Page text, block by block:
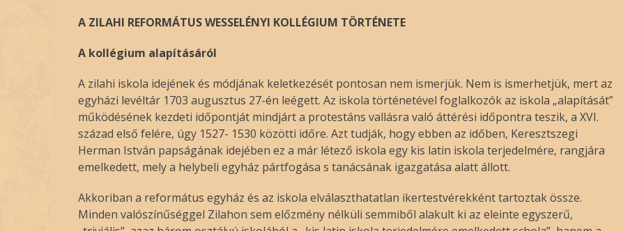
A ZILAHI REFORMÁTUS WESSELÉNYI KOLLÉGIUM TÖRTÉNETE
A kollégium alapításáról
A zilahi iskola idejének és módjának keletkezését pontosan nem ismerjük. Nem is ismerhetjük, mert az
egyházi levéltár 1703 augusztus 27-én leégett. Az iskola történetével foglalkozók az iskola „alapítását”
működésének kezdeti időpontját mindjárt a protestáns vallásra való áttérési időpontra teszik, a XVI.
század első felére, úgy 1527- 1530 közötti időre. Azt tudják, hogy ebben az időben, Keresztszegi
Herman István papságának idejében ez a már létező iskola egy kis latin iskola terjedelmére, rangjára
emelkedett, mely a helybeli egyház pártfogása s tanácsának igazgatása alatt állott.
Akkoriban a református egyház és az iskola elválaszthatatlan ikertestvérekként tartoztak össze.
Minden valószínűséggel Zilahon sem előzmény nélküli semmiből alakult ki az eleinte egyszerű,